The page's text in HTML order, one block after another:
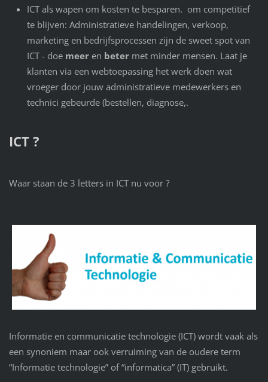
ICT als wapen om kosten te besparen. om competitief
te blijven: Administratieve handelingen, verkoop,
marketing en bedrijfsprocessen zijn de sweet spot van
ICT - doe meeren beter met minder mensen. Laat je
klanten via een webtoepassing het werk doen wat
vroeger door jouw administratieve medewerkers en
technici gebeurde (bestellen, diagnose,.
ICT ?
Waar staan de 3 letters in ICT nu voor ?
Informatie en communicatie technologie (ICT) wordt vaak als
een synoniem maar ook verruiming van de oudere term
“Informatie technologie” of “informatica” (IT) gebruikt.